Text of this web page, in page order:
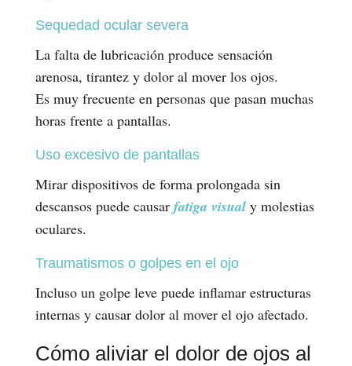
Sequedad ocular severa
La falta de lubricación produce sensación
arenosa, tirantez y dolor al mover los ojos.
Es muy frecuente en personas que pasan muchas
horas frente a pantallas.
Uso excesivo de pantallas
Mirar dispositivos de forma prolongada sin
descansos puede causar fatiga visualy molestias
oculares.
Traumatismos o golpes en el ojo
Incluso un golpe leve puede inflamar estructuras
internas y causar dolor al mover el ojo afectado.
Cómo aliviar el dolor de ojos al